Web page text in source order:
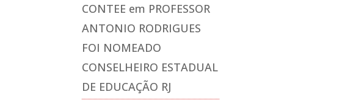
CONTEE em PROFESSOR
ANTONIO RODRIGUES
FOI NOMEADO
CONSELHEIRO ESTADUAL
DE EDUCAÇÃO RJ